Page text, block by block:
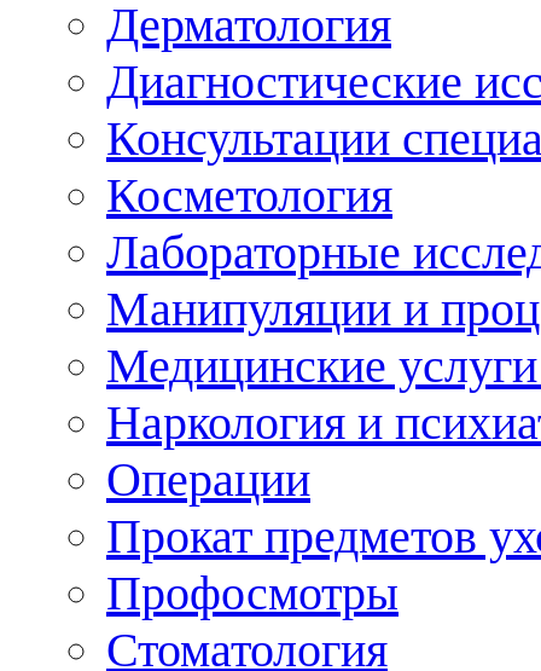
Дерматология
Диагностические
Консультации
Косметология
Лабораторные
Манипуляции и
Медицинские
Наркология и
Операции
Прокат предметов
Профосмотры
Стоматология